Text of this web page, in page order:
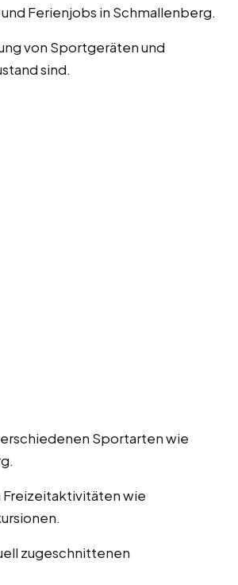
Ferienjobs in Schmallenberg.
von Sportgeräten und
sind.
Sportarten wie
Freizeitaktivitäten wie
zugeschnittenen